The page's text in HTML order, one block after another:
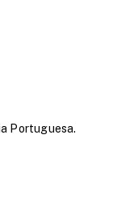
Portuguesa.